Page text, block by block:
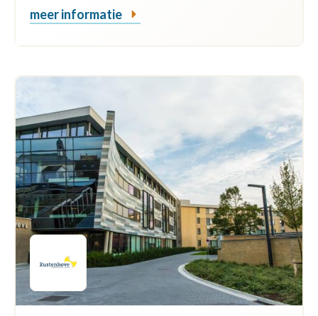
meer informatie